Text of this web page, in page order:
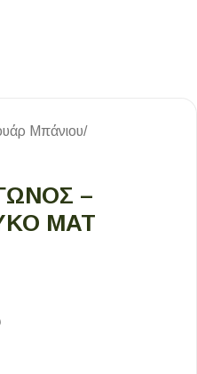
Μπάνιου/
–
ΜΑΤ